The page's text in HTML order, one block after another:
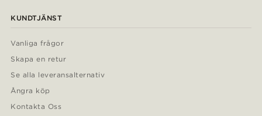
KUNDTJÄNST
Vanliga frågor
Skapa en retur
Se alla leveransalternativ
Ångra köp
Kontakta Oss